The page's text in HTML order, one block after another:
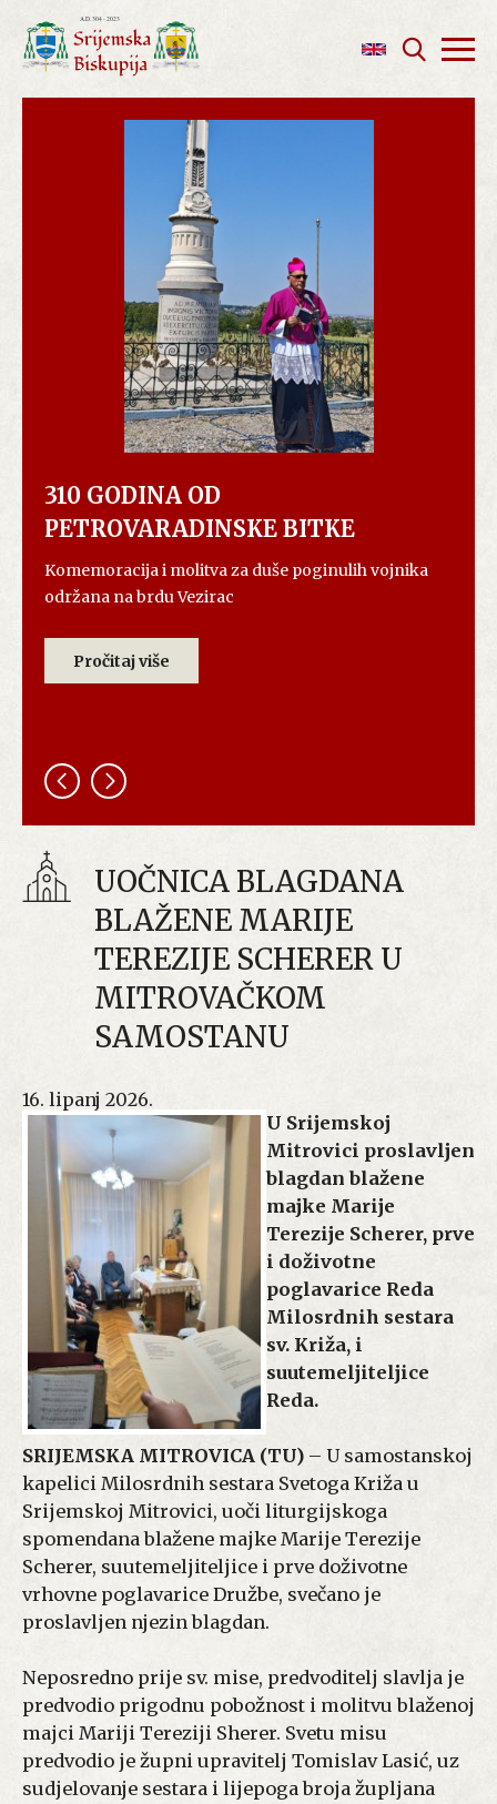
310 GODINA OD
PETROVARADINSKE BITKE
Komemoracija i molitva za duše poginulih vojnika
održana na brdu Vezirac
Pročitaj više
UOČNICA BLAGDANA
BLAŽENE MARIJE
TEREZIJE SCHERER U
MITROVAČKOM
SAMOSTANU
16. lipanj 2026.
U Srijemskoj
Mitrovici proslavljen
blagdan blažene
majke Marije
Terezije Scherer, prve
i doživotne
poglavarice Reda
Milosrdnih sestara
sv. Križa, i
suutemeljiteljice
Reda.
SRIJEMSKA MITROVICA (TU) – U samostanskoj
kapelici Milosrdnih sestara Svetoga Križa u
Srijemskoj Mitrovici, uoči liturgijskoga
spomendana blažene majke Marije Terezije
Scherer, suutemeljiteljice i prve doživotne
vrhovne poglavarice Družbe, svečano je
proslavljen njezin blagdan.
Neposredno prije sv. mise, predvoditelj slavlja je
predvodio prigodnu pobožnost i molitvu blaženoj
majci Mariji Tereziji Sherer. Svetu misu
predvodio je župni upravitelj Tomislav Lasić, uz
sudjelovanje sestara i lijepoga broja župljana